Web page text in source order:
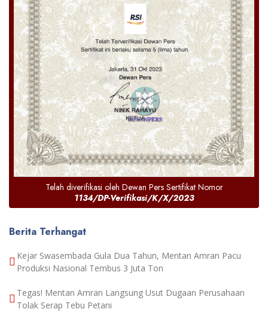
Telah diverifikasi oleh Dewan Pers Sertifikat Nomor
1134/DP-Verifikasi/K/X/2023
Berita Terhangat
Kejar Swasembada Gula Dua Tahun, Mentan Amran Pacu
Produksi Nasional Tembus 3 Juta Ton
Tegas! Mentan Amran Langsung Usut Dugaan Perusahaan
Tolak Serap Tebu Petani